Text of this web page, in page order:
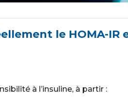
le HOMA-IR
à l’insuline, à partir :